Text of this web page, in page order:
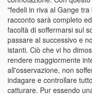
"fedeli in riva al Gange
racconto sarà completo
facoltà di soffermarsi sul
passare al successivo e
istanti. Ciò che vi ho
rendere maggiormente
all'osservazione, non
indagare e controllare
catturare. Pur essendo